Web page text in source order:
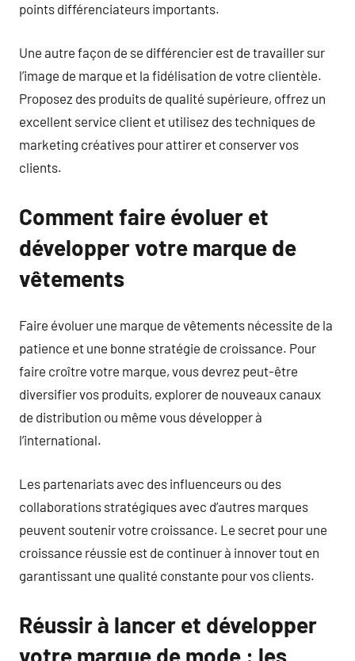
points différenciateurs importants.
Une autre façon de se différencier est de travailler sur
l’image de marque et la fidélisation de votre clientèle.
Proposez des produits de qualité supérieure, offrez un
excellent service client et utilisez des techniques de
marketing créatives pour attirer et conserver vos
clients.
Comment faire évoluer et
développer votre marque de
vêtements
Faire évoluer une marque de vêtements nécessite de la
patience et une bonne stratégie de croissance. Pour
faire croître votre marque, vous devrez peut-être
diversifier vos produits, explorer de nouveaux canaux
de distribution ou même vous développer à
l’international.
Les partenariats avec des influenceurs ou des
collaborations stratégiques avec d’autres marques
peuvent soutenir votre croissance. Le secret pour une
croissance réussie est de continuer à innover tout en
garantissant une qualité constante pour vos clients.
Réussir à lancer et développer
votre marque de mode : les